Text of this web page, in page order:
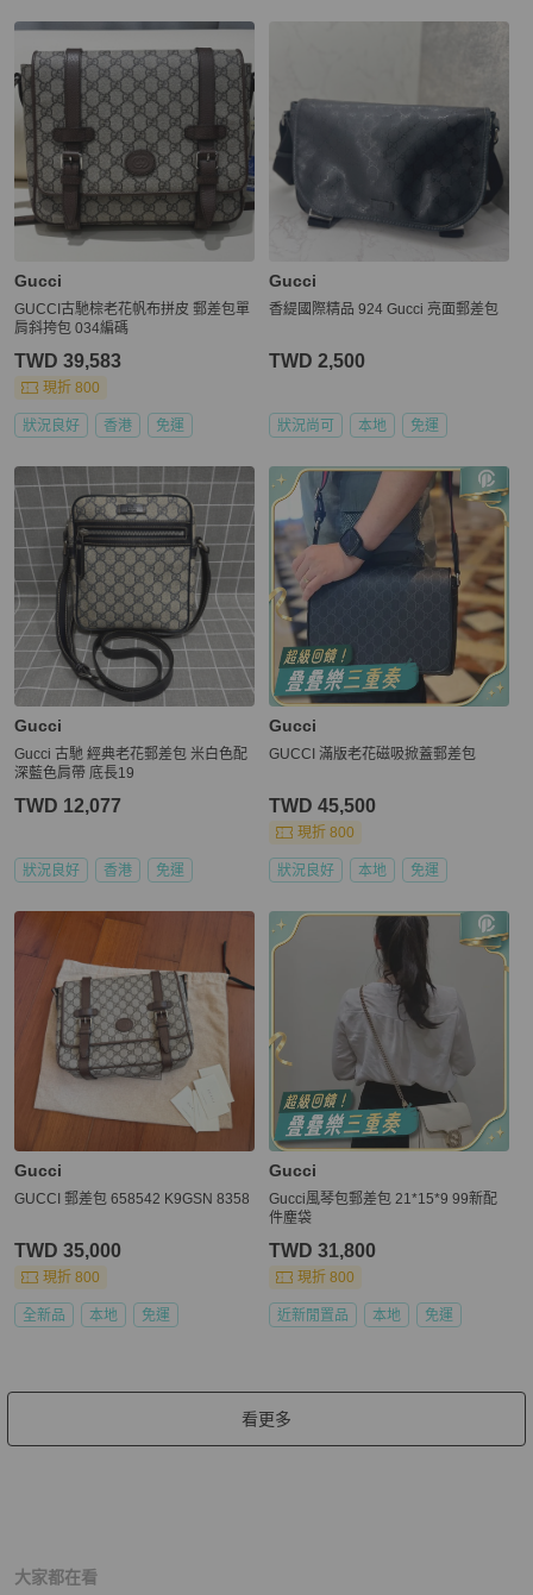
Gucci
GUCCI古馳棕老花帆布拼皮 郵差包單
肩斜挎包 034編碼
TWD 39,583
現折 800
狀況良好 香港 免運
Gucci
香緹國際精品 924 Gucci 亮面郵差包
TWD 2,500
狀況尚可 本地 免運
Gucci
Gucci 古馳 經典老花郵差包 米白色配
深藍色肩帶 底長19
TWD 12,077
狀況良好 香港 免運
Gucci
GUCCI 滿版老花磁吸掀蓋郵差包
TWD 45,500
現折 800
狀況良好 本地 免運
Gucci
GUCCI 郵差包 658542 K9GSN 8358
TWD 35,000
現折 800
全新品 本地 免運
Gucci
Gucci風琴包郵差包 21*15*9 99新配
件塵袋
TWD 31,800
現折 800
近新閒置品 本地 免運
看更多
大家都在看